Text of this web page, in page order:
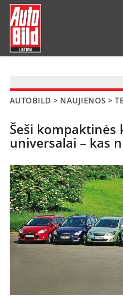
AUTOBILD > NAUJIENOS >
Šeši kompaktinės
universalai – kas